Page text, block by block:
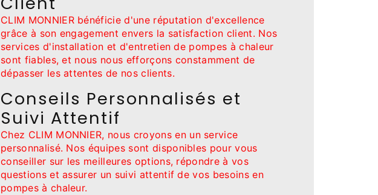
CLIM MONNIER bénéficie d'une réputation d'excellence
grâce à son engagement envers la satisfaction client. Nos
services d'installation et d'entretien de pompes à chaleur
sont fiables, et nous nous efforçons constamment de
dépasser les attentes de nos clients.
Conseils Personnalisés et
Suivi Attentif
Chez CLIM MONNIER, nous croyons en un service
personnalisé. Nos équipes sont disponibles pour vous
conseiller sur les meilleures options, répondre à vos
questions et assurer un suivi attentif de vos besoins en
pompes à chaleur.